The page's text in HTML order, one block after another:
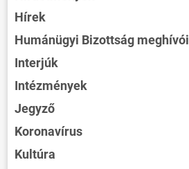
Hírek
Humánügyi Bizottság meghívói
Interjúk
Intézmények
Jegyző
Koronavírus
Kultúra